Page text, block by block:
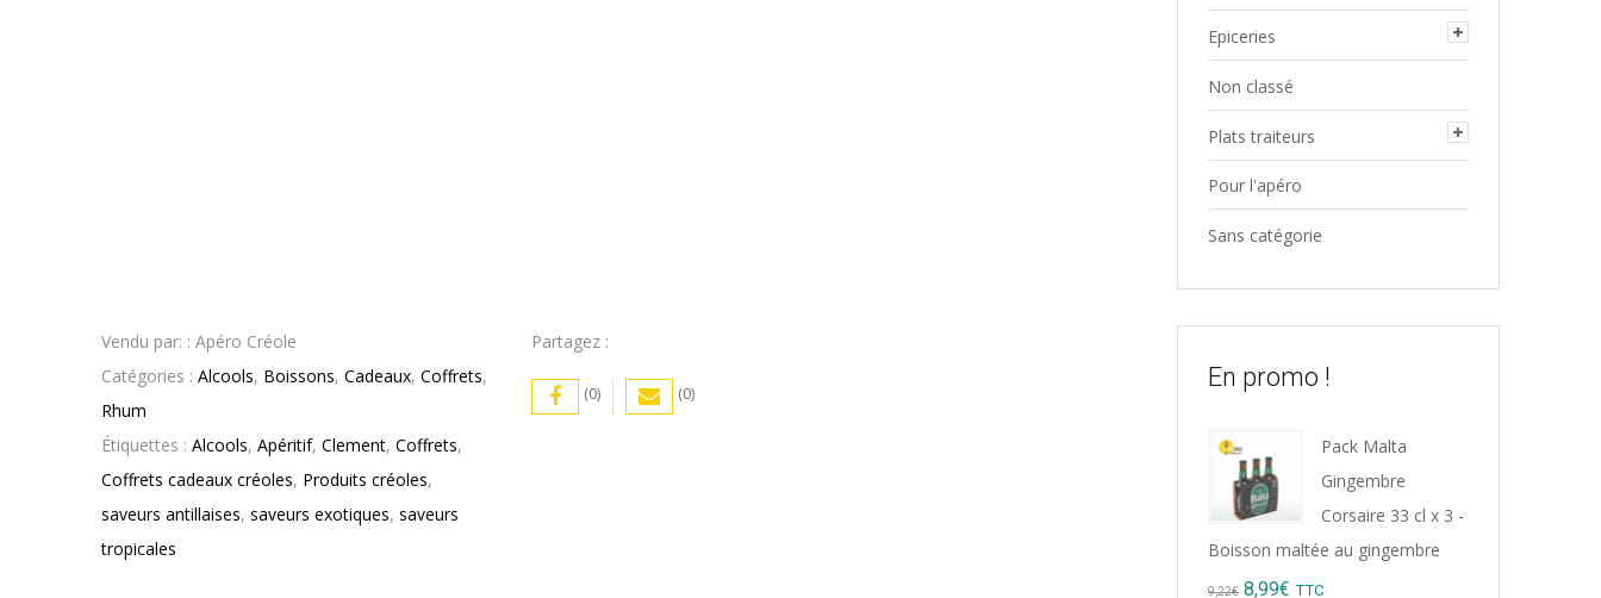
Vendu par: : Apéro Créole
Catégories : Alcools, Boissons, Cadeaux, Coffrets,
Rhum
Étiquettes : Alcools, Apéritif, Clement, Coffrets,
Coffrets cadeaux créoles, Produits créoles,
saveurs antillaises, saveurs exotiques, saveurs
tropicales
Partagez :
(0) (0)
Epiceries
Non classé
Plats traiteurs
Pour l'apéro
Sans catégorie
En promo !
Pack Malta
Gingembre
Corsaire 33 cl x 3 -
Boisson maltée au gingembre
9,22€ Original
8,99€ Current
TTC